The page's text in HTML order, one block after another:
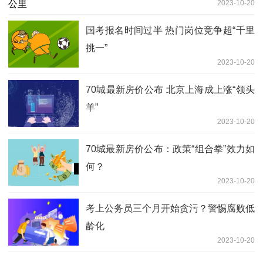
2023-10-20
国考报名时间过半 热门岗位竞争超“千里
挑一”
2023-10-20
70城最新房价公布 北京上海成上涨“领头
羊”
2023-10-20
70城最新房价公布：政策“组合拳”效力如
何？
2023-10-20
考上公务员三个月开始贪污？警惕腐败低
龄化
2023-10-20